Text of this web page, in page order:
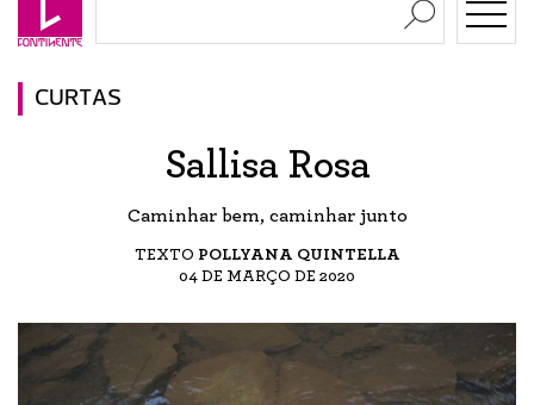
CURTAS
Sallisa Rosa
Caminhar bem, caminhar junto
TEXTO POLLYANA QUINTELLA
04 DE MARÇO DE 2020